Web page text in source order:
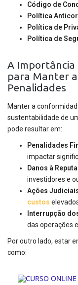
Código de
Política
Política de
Política de
A Importância
para Manter
Penalidades
Manter a
sustentabilidade de
pode resultar em:
Penalidades
impactar
Danos à
investidores e
Ações
custos
Interrupção
das operações
Por outro lado, estar
como: